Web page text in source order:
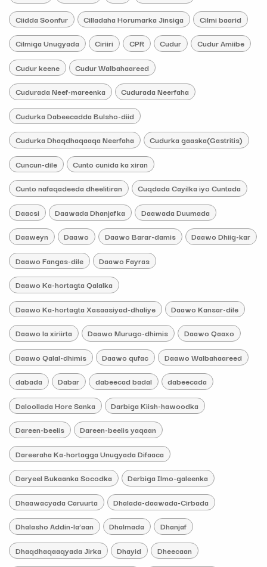
Ciidda Soonfur Cilladaha Horumarka Jinsiga Cilmi baarid
Cilmiga Unugyada Ciriiri CPR Cudur Cudur Amiibe
Cudur keene Cudur Walbahaareed
Cudurada Neef-mareenka Cudurada Neerfaha
Cudurka Dabeecadda Bulsho-diid
Cudurka Dhaqdhaqaaqa Neerfaha Cudurka gaaska(Gastritis)
Cuncun-dile Cunto cunida ka xiran
Cunto nafaqadeeda dheelitiran Cuqdada Cayilka iyo Cuntada
Daacsi Daawada Dhanjafka Daawada Duumada
Daaweyn Daawo Daawo Barar-damis Daawo Dhiig-kar
Daawo Fangas-dile Daawo Fayras
Daawo Ka-hortagta Qalalka
Daawo Ka-hortagta Xasaasiyad-dhaliye Daawo Kansar-dile
Daawo la xiriirta Daawo Murugo-dhimis Daawo Qaaxo
Daawo Qalal-dhimis Daawo qufac Daawo Walbahaareed
dabada Dabar dabeecad badal dabeecada
Daloollada Hore Sanka Darbiga Kiish-hawoodka
Dareen-beelis Dareen-beelis yaqaan
Dareeraha Ka-hortagga Unugyada Difaaca
Daryeel Bukaanka Socodka Derbiga Ilmo-galeenka
Dhaawacyada Caruurta Dhalada-daawada-Cirbada
Dhalasho Addin-la’aan Dhalmada Dhanjaf
Dhaqdhaqaaqyada Jirka Dhayid Dheecaan